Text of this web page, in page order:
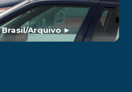
Arquivo►